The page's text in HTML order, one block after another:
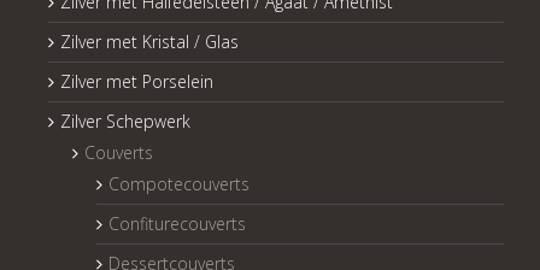
Zilver met Kristal / Glas
Zilver met Porselein
Zilver Schepwerk
Couverts
Compotecouverts
Confiturecouverts
Dessertcouverts